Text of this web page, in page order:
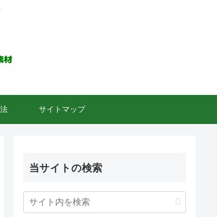
サイトマップ
当サイトの検索